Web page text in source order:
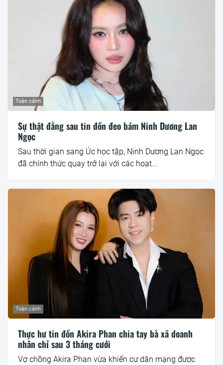
Toàn cảnh
Sự thật đằng sau tin đồn đeo bám Ninh Dương Lan
Ngọc
Sau thời gian sang Úc học tập, Ninh Dương Lan Ngọc
đã chính thức quay trở lại với các hoạt...
Toàn cảnh
Thực hư tin đồn Akira Phan chia tay bà xã doanh
nhân chỉ sau 3 tháng cưới
Vợ chồng Akira Phan vừa khiến cư dân mạng được